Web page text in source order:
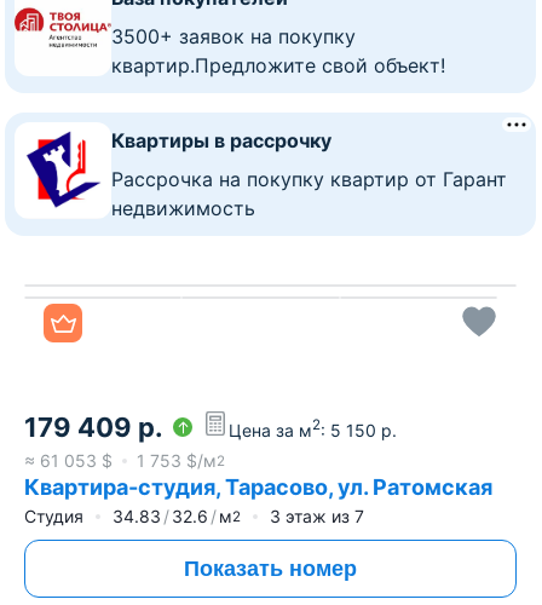
Все фото
179 409 р. Цена за м2: 5 150 р.
≈ 61 053 $ 1 753 $/м2
Квартира-студия, Тарасово, ул. Ратомская
Студия 34.83 32.6 м2 3 этаж из 7
Показать номер
3500+ заявок на покупку
квартир.Предложите свой объект!
Квартиры в рассрочку
Рассрочка на покупку квартир от Гарант
недвижимость